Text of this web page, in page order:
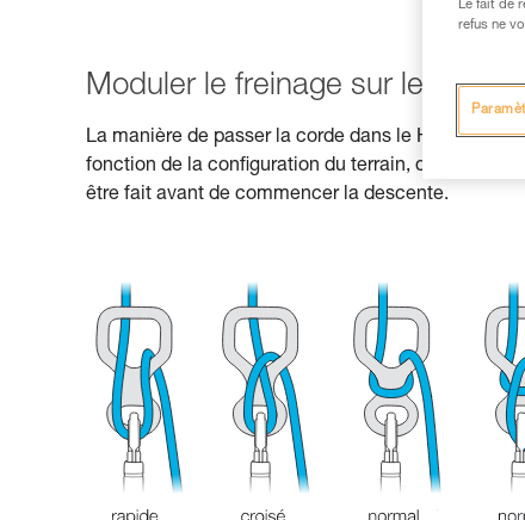
Moduler le freinage sur le HUIT
La manière de passer la corde dans le HUIT
fonction de la configuration du terrain, de la
être fait avant de commencer la descente.
Le fait de
refus ne